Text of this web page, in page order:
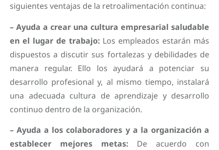
siguientes ventajas de la retroalimentación continua:
– Ayuda a crear una cultura empresarial saludable
en el lugar de trabajo: Los empleados estarán más
dispuestos a discutir sus fortalezas y debilidades de
manera regular. Ello los ayudará a potenciar su
desarrollo profesional y, al mismo tiempo, instalará
una adecuada cultura de aprendizaje y desarrollo
continuo dentro de la organización.
– Ayuda a los colaboradores y a la organización a
establecer mejores metas: De acuerdo con